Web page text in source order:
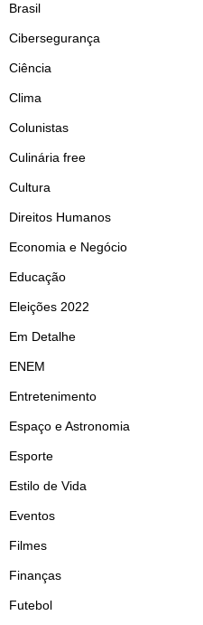
Brasil
Cibersegurança
Ciência
Clima
Colunistas
Culinária free
Cultura
Direitos Humanos
Economia e Negócio
Educação
Eleições 2022
Em Detalhe
ENEM
Entretenimento
Espaço e Astronomia
Esporte
Estilo de Vida
Eventos
Filmes
Finanças
Futebol